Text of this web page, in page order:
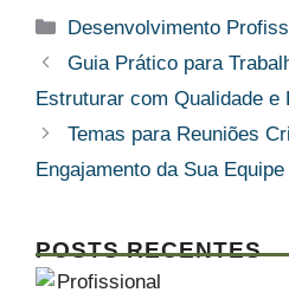
Categorias
Desenvolvimento
Guia Prático para
Estruturar com Qualidade e
Temas para Reuniões
Engajamento da Sua Equipe
POSTS RECENTES